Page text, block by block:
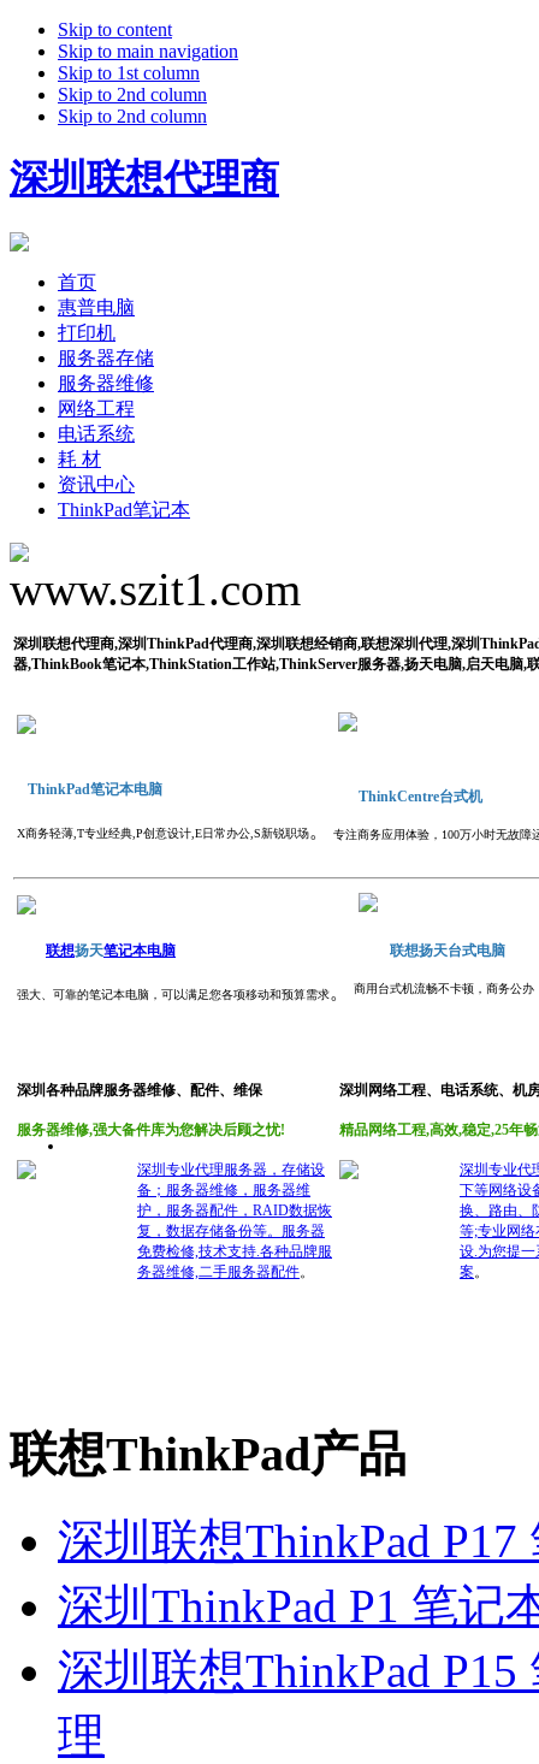
Skip to content
Skip to main navigation
Skip to 1st column
Skip to 2nd column
Skip to 2nd column
深圳联想代理商
首页
惠普电脑
打印机
服务器存储
服务器维修
网络工程
电话系统
耗 材
资讯中心
ThinkPad笔记本
深圳联想代理商,深圳ThinkPad代理商,深圳联想经销商,联想深圳代理,深圳
器,ThinkBook笔记本,ThinkStation工作站,ThinkServer服务器,扬天电脑,启天电脑,
ThinkPad笔记本电脑
X商务轻薄,T专业经典,P创意设计,E日常办公,S新锐职场。
ThinkCentre台式机
专注商务应用体验，100万小时无故障
联想扬天笔记本电脑
强大、可靠的笔记本电脑，可以满足您各项移动和预算需求。
联想扬天台式电脑
商用台式机流畅不卡顿，商务公办
深圳各种品牌服务器维修、配件、维保
服务器维修,强大备件库为您解决后顾之忧!
深圳专业代理服务器，存储设
备；服务器维修，服务器维
护，服务器配件，RAID数据恢
复，数据存储备份等。服务器
免费检修,技术支持. 各种品牌服
务器维修,二手服务器配件。
深圳网络工程、电话系统、机
精品网络工程,高效,稳定,25年
深圳专业代
下等网络设
换、路由、
等;专业网
设.为您提
案 。
联想ThinkPad产品
深圳联想ThinkPad
深圳ThinkPad P1 笔记
深圳联想ThinkPad
理